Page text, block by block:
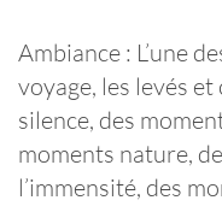
Ambiance : L’une
voyage, les levés
silence, des
moments nature,
l’immensité, des